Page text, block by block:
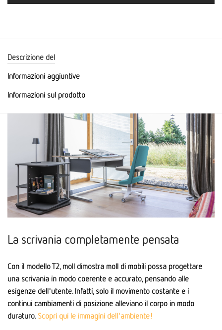
Descrizione del
Informazioni aggiuntive
Informazioni sul prodotto
La scrivania completamente pensata
Con il modello T2, moll dimostra moll di mobili possa progettare
una scrivania in modo coerente e accurato, pensando alle
esigenze dell'utente. Infatti, solo il movimento costante e i
continui cambiamenti di posizione alleviano il corpo in modo
duraturo. Scopri qui le immagini dell'ambiente!